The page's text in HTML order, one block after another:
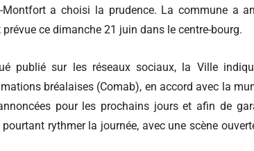
Montfort a choisi la prudence. La commune a
ce dimanche 21 juin dans le centre-bourg.
publié sur les réseaux sociaux, la Ville
bréalaises (Comab), en accord avec la
pour les prochains jours et afin de
rythmer la journée, avec une scène